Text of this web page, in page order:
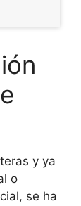
y ya
o
se ha